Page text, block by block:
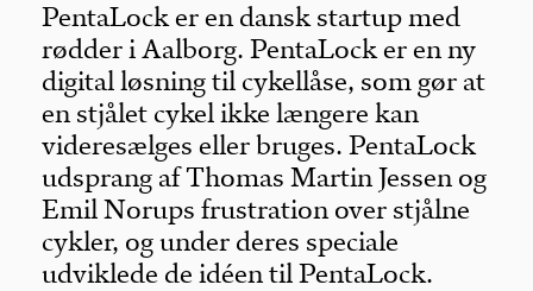
PentaLock er en dansk startup med
rødder i Aalborg. PentaLock er en ny
digital løsning til cykellåse, som gør at
en stjålet cykel ikke længere kan
videresælges eller bruges. PentaLock
udsprang af Thomas Martin Jessen og
Emil Norups frustration over stjålne
cykler, og under deres speciale
udviklede de idéen til PentaLock.